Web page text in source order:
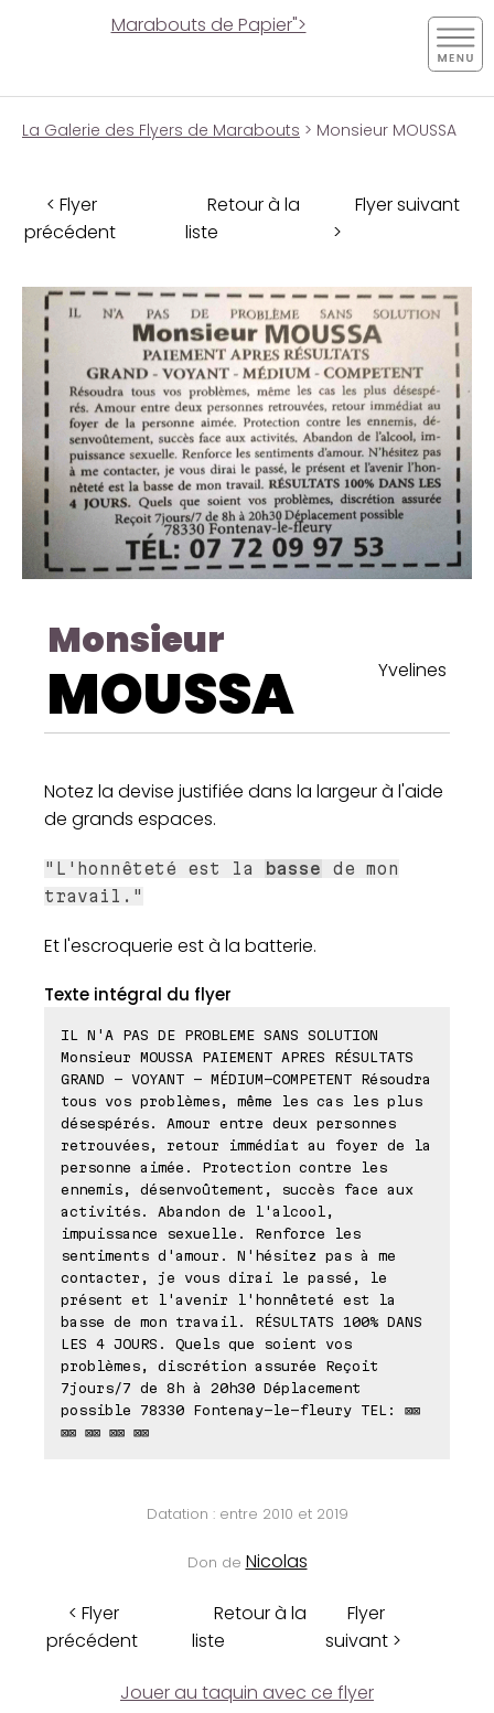
Marabouts de Papier">
La Galerie des Flyers de Marabouts > Monsieur MOUSSA
< Flyer
précédent
Retour à la
liste
Flyer suivant
>
Monsieur
MOUSSA Yvelines
Notez la devise justifiée dans la largeur à l'aide
de grands espaces.
"L'honnêteté est la basse
de mon
travail."
Et l'escroquerie est à la batterie.
Texte intégral du flyer
IL N'A PAS DE PROBLEME SANS SOLUTION
Monsieur MOUSSA PAIEMENT APRES RÉSULTATS
GRAND - VOYANT - MÉDIUM-COMPETENT Résoudra
tous vos problèmes, même les cas les plus
désespérés. Amour entre deux personnes
retrouvées, retour immédiat au foyer de la
personne aimée. Protection contre les
ennemis, désenvoûtement, succès face aux
activités. Abandon de l'alcool,
impuissance sexuelle. Renforce les
sentiments d'amour. N'hésitez pas à me
contacter, je vous dirai le passé, le
présent et l'avenir l'honnêteté est la
basse de mon travail. RÉSULTATS 100% DANS
LES 4 JOURS. Quels que soient vos
problèmes, discrétion assurée Reçoit
7jours/7 de 8h à 20h30 Déplacement
possible 78330 Fontenay-le-fleury TEL: ⊠⊠
⊠⊠ ⊠⊠ ⊠⊠ ⊠⊠
Datation : entre 2010 et 2019
Don de Nicolas
< Flyer
précédent
Retour à la
liste
Flyer
suivant >
Jouer au taquin avec ce flyer